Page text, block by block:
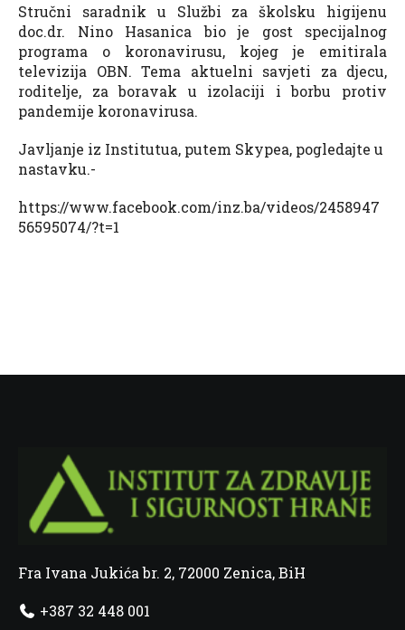
Stručni saradnik u Službi za školsku higijenu
doc.dr. Nino Hasanica bio je gost specijalnog
programa o koronavirusu, kojeg je emitirala
televizija OBN. Tema aktuelni savjeti za djecu,
roditelje, za boravak u izolaciji i borbu protiv
pandemije koronavirusa.
Javljanje iz Institutua, putem Skypea, pogledajte u
nastavku.-
https://www.facebook.com/inz.ba/videos/2458947
56595074/?t=1
Fra Ivana Jukića br. 2, 72000 Zenica, BiH
+387 32 448 001